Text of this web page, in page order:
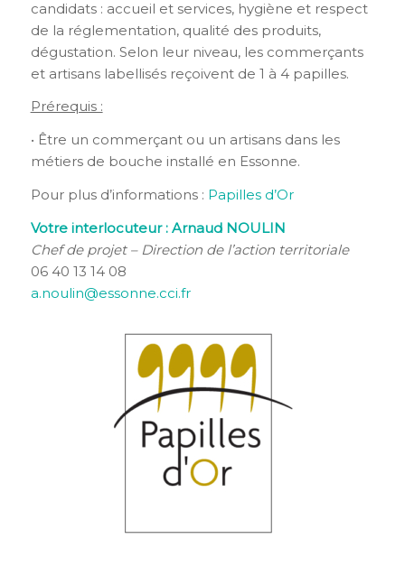
candidats : accueil et services, hygiène et respect
de la réglementation, qualité des produits,
dégustation. Selon leur niveau, les commerçants
et artisans labellisés reçoivent de 1 à 4 papilles.
Prérequis :
• Être un commerçant ou un artisans dans les
métiers de bouche installé en Essonne.
Pour plus d’informations : Papilles d’Or
Votre interlocuteur : Arnaud NOULIN
Chef de projet – Direction de l’action territoriale
06 40 13 14 08
a.noulin@essonne.cci.fr